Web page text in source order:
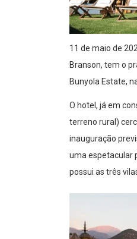
11 de maio de
Branson, tem o
Bunyola Estate,
O hotel, já em
terreno rural)
inauguração
uma espetacular
possui as três